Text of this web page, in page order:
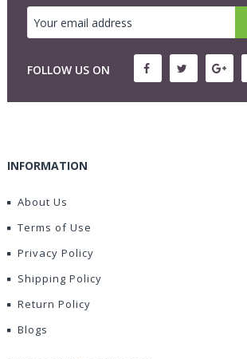
FOLLOW US ON
INFORMATION
About Us
Terms of Use
Privacy Policy
Shipping Policy
Return Policy
Blogs